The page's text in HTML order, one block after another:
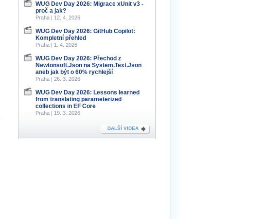
WUG Dev Day 2026: Migrace xUnit v3 -
proč a jak?
Praha | 12. 4. 2026
WUG Dev Day 2026: GitHub Copilot:
Kompletní přehled
Praha | 1. 4. 2026
WUG Dev Day 2026: Přechod z
Newtonsoft.Json na System.Text.Json
aneb jak být o 60% rychlejší
Praha | 26. 3. 2026
WUG Dev Day 2026: Lessons learned
from translating parameterized
collections in EF Core
Praha | 19. 3. 2026
DALŠÍ VIDEA